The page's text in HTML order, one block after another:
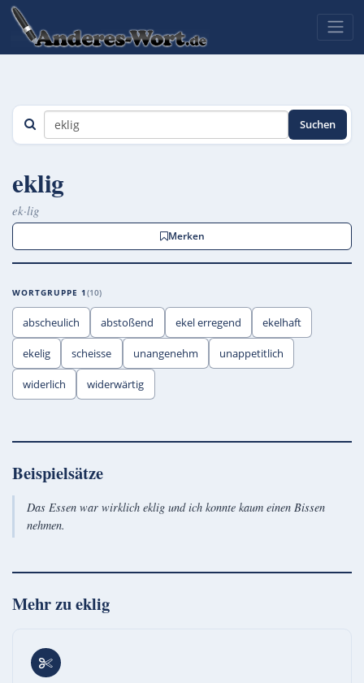
Suchen
eklig
ek·lig
Merken
WORTGRUPPE 1 10
abscheulich abstoßend ekel erregend ekelhaft
ekelig scheisse unangenehm unappetitlich
widerlich widerwärtig
Beispielsätze
Das Essen war wirklich eklig und ich konnte kaum einen Bissen
nehmen.
Mehr zueklig